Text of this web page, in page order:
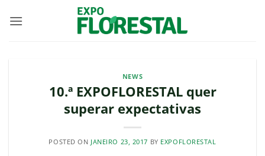
NEWS
10.ª EXPOFLORESTAL quer
superar expectativas
POSTED ON JANEIRO 23, 2017 BY EXPOFLORESTAL